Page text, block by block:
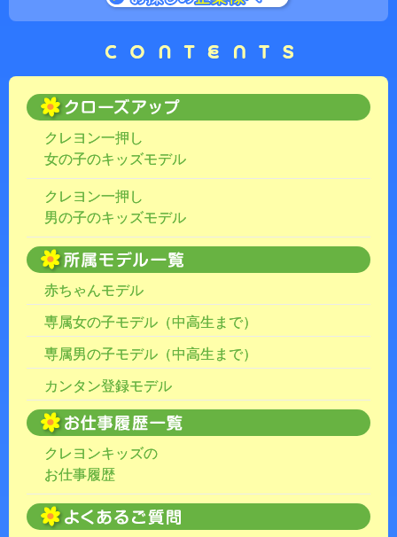
クレヨン一押し
女の子のキッズモデル
クレヨン一押し
男の子のキッズモデル
赤ちゃんモデル
専属女の子モデル（中高生まで）
専属男の子モデル（中高生まで）
カンタン登録モデル
クレヨンキッズの
お仕事履歴